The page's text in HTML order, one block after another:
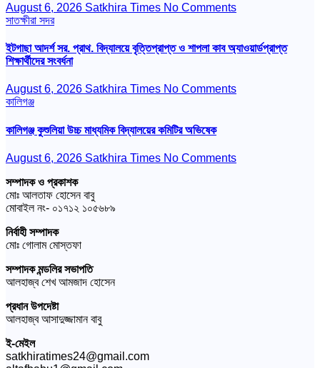
August 6, 2026 Satkhira Times No Comments
সাতক্ষীরা সদর
ইটগাছা আদর্শ সর. প্রাথ. বিদ্যালয়ে বৃত্তিপ্রাপ্ত ও শাপলা কাব অ্যাওয়ার্ডপ্রাপ্ত
শিক্ষার্থীদের সংবর্ধনা
August 6, 2026 Satkhira Times No Comments
কালিগঞ্জ
কালিগঞ্জ কুশুলিয়া উচ্চ মাধ্যমিক বিদ্যালয়ের কমিটির অভিষেক
August 6, 2026 Satkhira Times No Comments
সম্পাদক ও প্রকাশক
মোঃ আলতাফ হোসেন বাবু
মোবাইল নং- ০১৭১২ ১০৫৬৮৯
নির্বাহী সম্পাদক
মোঃ গোলাম মোস্তফা
সম্পাদক মন্ডলির সভাপতি
আলহাজ্ব শেখ আমজাদ হোসেন
প্রধান উপদেষ্টা
আলহাজ্ব আসাদুজ্জামান বাবু
ই-মেইল
satkhiratimes24@gmail.com